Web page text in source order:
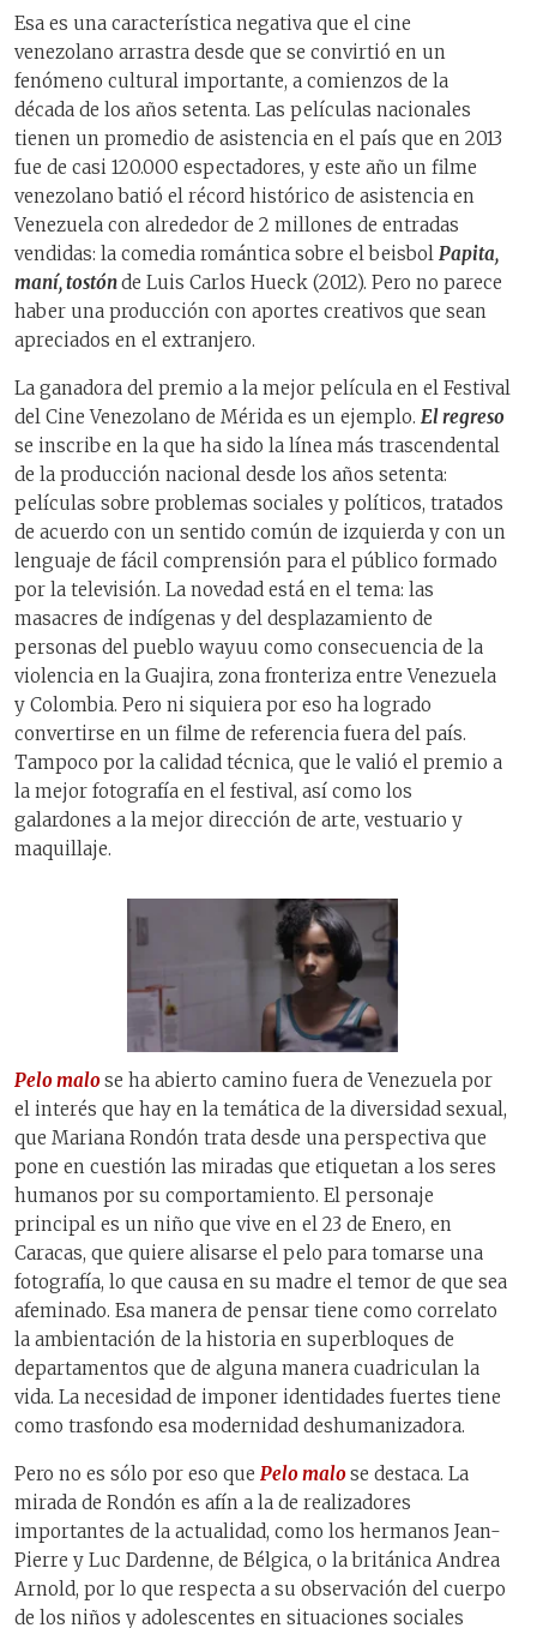
Esa es una característica negativa que el cine
venezolano arrastra desde que se convirtió en un
fenómeno cultural importante, a comienzos de la
década de los años setenta. Las películas nacionales
tienen un promedio de asistencia en el país que en 2013
fue de casi 120.000 espectadores, y este año un filme
venezolano batió el récord histórico de asistencia en
Venezuela con alrededor de 2 millones de entradas
vendidas: la comedia romántica sobre el beisbol Papita,
maní, tostónde Luis Carlos Hueck (2012). Pero no parece
haber una producción con aportes creativos que sean
apreciados en el extranjero.
La ganadora del premio a la mejor película en el Festival
del Cine Venezolano de Mérida es un ejemplo. El regreso
se inscribe en la que ha sido la línea más trascendental
de la producción nacional desde los años setenta:
películas sobre problemas sociales y políticos, tratados
de acuerdo con un sentido común de izquierda y con un
lenguaje de fácil comprensión para el público formado
por la televisión. La novedad está en el tema: las
masacres de indígenas y del desplazamiento de
personas del pueblo wayuu como consecuencia de la
violencia en la Guajira, zona fronteriza entre Venezuela
y Colombia. Pero ni siquiera por eso ha logrado
convertirse en un filme de referencia fuera del país.
Tampoco por la calidad técnica, que le valió el premio a
la mejor fotografía en el festival, así como los
galardones a la mejor dirección de arte, vestuario y
maquillaje.
Pelo malose ha abierto camino fuera de Venezuela por
el interés que hay en la temática de la diversidad sexual,
que Mariana Rondón trata desde una perspectiva que
pone en cuestión las miradas que etiquetan a los seres
humanos por su comportamiento. El personaje
principal es un niño que vive en el 23 de Enero, en
Caracas, que quiere alisarse el pelo para tomarse una
fotografía, lo que causa en su madre el temor de que sea
afeminado. Esa manera de pensar tiene como correlato
la ambientación de la historia en superbloques de
departamentos que de alguna manera cuadriculan la
vida. La necesidad de imponer identidades fuertes tiene
como trasfondo esa modernidad deshumanizadora.
Pero no es sólo por eso que Pelo malose destaca. La
mirada de Rondón es afín a la de realizadores
importantes de la actualidad, como los hermanos Jean-
Pierre y Luc Dardenne, de Bélgica, o la británica Andrea
Arnold, por lo que respecta a su observación del cuerpo
de los niños y adolescentes en situaciones sociales